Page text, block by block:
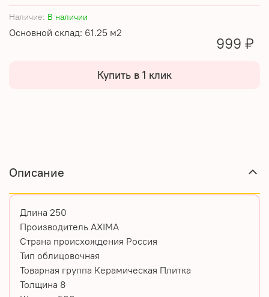
Наличие: В наличии
Основной склад: 61.25 м2
999 ₽
Купить в 1 клик
Описание
Длина 250
Производитель AXIMA
Страна происхождения Россия
Тип облицовочная
Товарная группа Керамическая Плитка
Толщина 8